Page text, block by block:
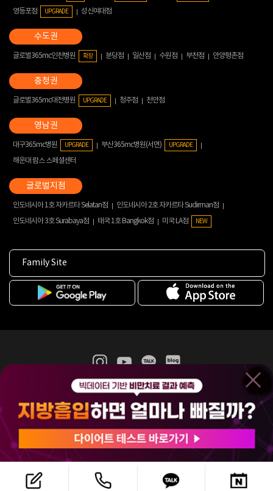
영등포점
UPGRADE 성신여대점
글로벌365mc인천병원 확장 분당점 일산점 수원점 부천점 안양평촌점
글로벌365mc대전병원 UPGRADE 청주점 천안점
대구365mc병원 UPGRADE 부산365mc병원(서면) UPGRADE
해운대 람스 스페셜센터
인도네시아 1호 자카르타 Selatan점
인도네시아 2호 자카르타 Sudirman점
인도네시아 3호 Surabaya점
태국 1호 Bangkok점 미국 LA점 NEW
Family Site
365mc 병·의원 이용약관
홈페이지 이용약관
비급여진료수가
(주)365mcㅣ서울특별시 서초구 서초대로52길 7, 3~4층(서초동, 제일빌딩)
120-87-04354ㅣ김남철
COPYRIGHT(C) 2025 365mc. ALL RIGHTS RESERVED.